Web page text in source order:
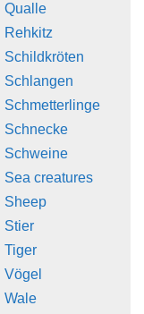
Qualle
Rehkitz
Schildkröten
Schlangen
Schmetterlinge
Schnecke
Schweine
Sea creatures
Sheep
Stier
Tiger
Vögel
Wale